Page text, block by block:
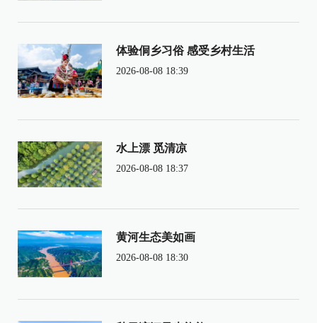
体验侗乡习俗 感受乡村生活
2026-08-08 18:39
水上漂 觅清凉
2026-08-08 18:37
黄河生态美如画
2026-08-08 18:30